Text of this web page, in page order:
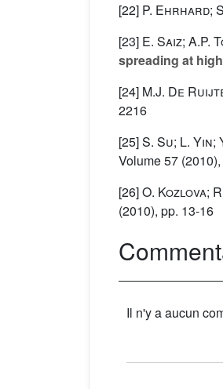
[22] P. Ehrhard;
[23] E. Saiz; A.P.
spreading at
[24] M.J. De
2216
[25]S. Su; L. Yin;
Volume 57
[26]O. Kozlova;
(2010), pp. 13-16
Il n'y a aucun